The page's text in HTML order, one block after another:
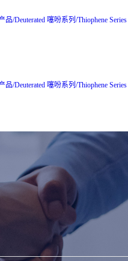
品/Deuterated 噻吩系列/Thiophene Series
品/Deuterated 噻吩系列/Thiophene Series